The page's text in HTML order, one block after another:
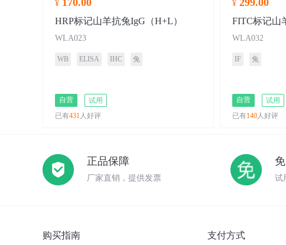
¥ 170.00
HRP标记山羊抗兔IgG（H+L）
WLA023
WB ELISA IHC 兔
自营
试用
已有431人好评
¥ 299.00
FITC标记山
WLA032
IF 兔
自营
试用
已有140人好评
正品保障
厂家直销，提供发票 试
购买指南 支付方式